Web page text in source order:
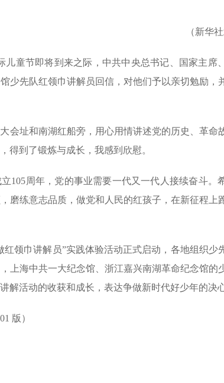
（新华
儿童节即将到来之际，中共中央总书记、国家主席
少先队红领巾讲解员回信，对他们予以亲切勉励，
会址和南湖红船旁，用心用情讲述党的历史、革命
得到了锻炼与成长，我感到欣慰。
105周年，党的事业需要一代又一代人接续奋斗。
磨练意志品质，做党和人民的红孩子，在新征程上
领巾讲解员”实践体验活动正式启动，各地组织少
上海中共一大纪念馆、浙江嘉兴南湖革命纪念馆的
解活动的收获和成长，表达争做新时代好少年的决心
版）